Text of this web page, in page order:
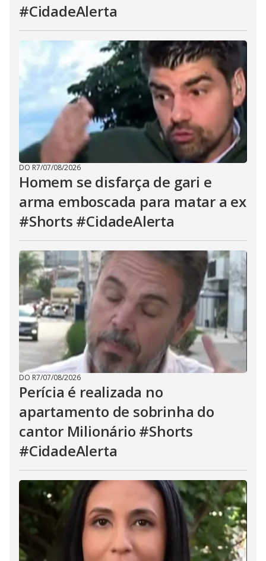
#CidadeAlerta
DO R7/07/08/2026
Homem se disfarça de gari e
arma emboscada para matar a ex
#Shorts #CidadeAlerta
DO R7/07/08/2026
Perícia é realizada no
apartamento de sobrinha do
cantor Milionário #Shorts
#CidadeAlerta